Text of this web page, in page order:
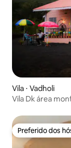
Vila ⋅ Vadholi
Vila Dk área
Preferido dos
Preferido dos